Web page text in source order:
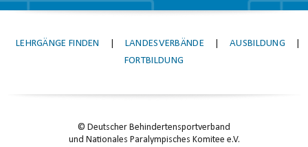
LEHRGÄNGE FINDEN LANDESVERBÄNDE AUSBILDUNG
FORTBILDUNG
© Deutscher Behindertensportverband
und Nationales Paralympisches Komitee e.V.